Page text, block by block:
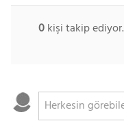
0kişi takip ediyor.